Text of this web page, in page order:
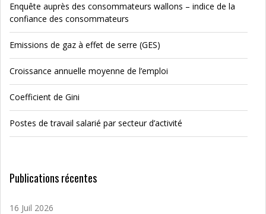
Enquête auprès des consommateurs wallons – indice de la
confiance des consommateurs
Emissions de gaz à effet de serre (GES)
Croissance annuelle moyenne de l’emploi
Coefficient de Gini
Postes de travail salarié par secteur d’activité
Publications récentes
16 Juil 2026